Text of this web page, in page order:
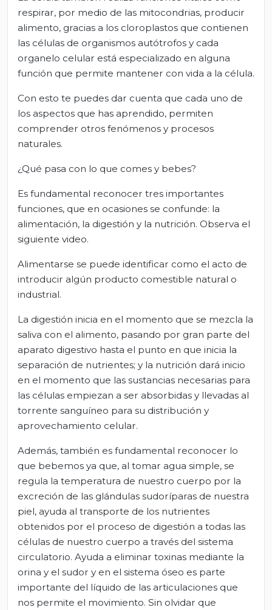
respirar, por medio de las mitocondrias, producir
alimento, gracias a los cloroplastos que contienen
las células de organismos autótrofos y cada
organelo celular está especializado en alguna
función que permite mantener con vida a la célula.
Con esto te puedes dar cuenta que cada uno de
los aspectos que has aprendido, permiten
comprender otros fenómenos y procesos
naturales.
¿Qué pasa con lo que comes y bebes?
Es fundamental reconocer tres importantes
funciones, que en ocasiones se confunde: la
alimentación, la digestión y la nutrición. Observa el
siguiente video.
Alimentarse se puede identificar como el acto de
introducir algún producto comestible natural o
industrial.
La digestión inicia en el momento que se mezcla la
saliva con el alimento, pasando por gran parte del
aparato digestivo hasta el punto en que inicia la
separación de nutrientes; y la nutrición dará inicio
en el momento que las sustancias necesarias para
las células empiezan a ser absorbidas y llevadas al
torrente sanguíneo para su distribución y
aprovechamiento celular.
Además, también es fundamental reconocer lo
que bebemos ya que, al tomar agua simple, se
regula la temperatura de nuestro cuerpo por la
excreción de las glándulas sudoríparas de nuestra
piel, ayuda al transporte de los nutrientes
obtenidos por el proceso de digestión a todas las
células de nuestro cuerpo a través del sistema
circulatorio. Ayuda a eliminar toxinas mediante la
orina y el sudor y en el sistema óseo es parte
importante del líquido de las articulaciones que
nos permite el movimiento. Sin olvidar que